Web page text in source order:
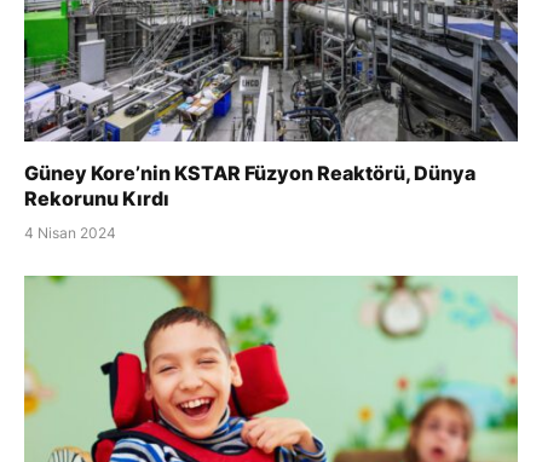
Güney Kore’nin KSTAR Füzyon Reaktörü, Dünya
Rekorunu Kırdı
4 Nisan 2024